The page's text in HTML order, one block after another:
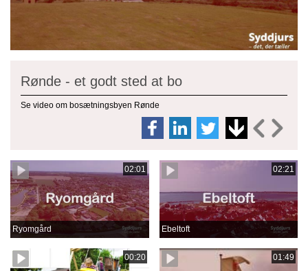
Rønde - et godt sted at bo
Se video om bosætningsbyen Rønde
02:01
Ryomgård
02:21
Ebeltoft
00:20 01:49